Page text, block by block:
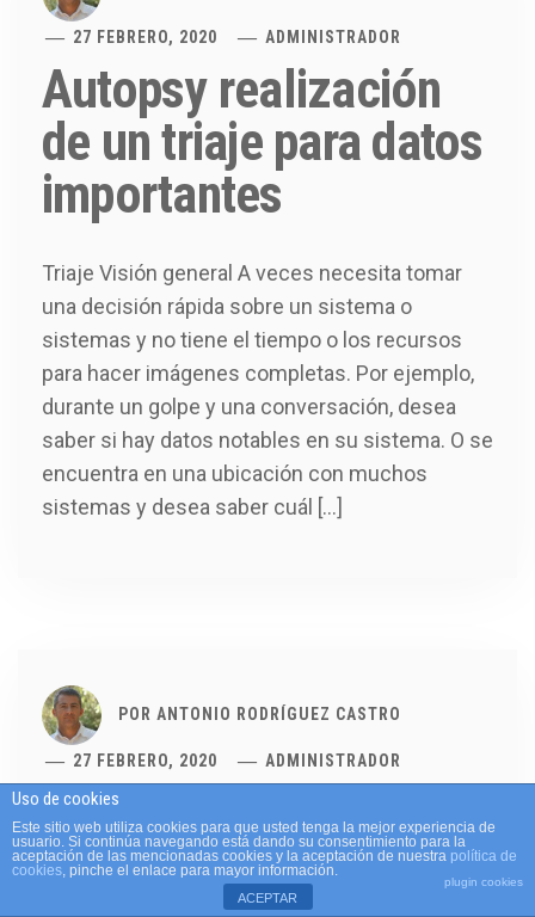
27 FEBRERO, 2020 ADMINISTRADOR
Autopsy realización
de un triaje para datos
importantes
Triaje Visión general A veces necesita tomar
una decisión rápida sobre un sistema o
sistemas y no tiene el tiempo o los recursos
para hacer imágenes completas. Por ejemplo,
durante un golpe y una conversación, desea
saber si hay datos notables en su sistema. O se
encuentra en una ubicación con muchos
sistemas y desea saber cuál […]
POR ANTONIO RODRÍGUEZ CASTRO
27 FEBRERO, 2020 ADMINISTRADOR
Autopsy búsqueda de
propiedades comunes
Uso de cookies
Este sitio web utiliza cookies para que usted tenga la mejor experiencia de
usuario. Si continúa navegando está dando su consentimiento para la
aceptación de las mencionadas cookies y la aceptación de nuestra política de
cookies, pinche el enlace para mayor información.
plugin cookies
ACEPTAR